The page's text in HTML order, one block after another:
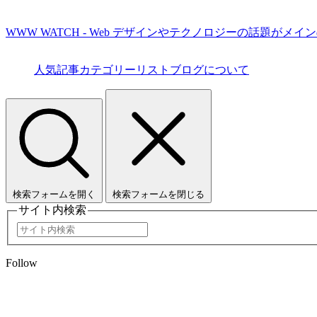
WWW WATCH - Web デザインやテクノロジーの話題がメイ
人気記事カテゴリーリスト ブログについて
検索フォームを開く 検索フォームを閉じる
サイト内検索
Follow